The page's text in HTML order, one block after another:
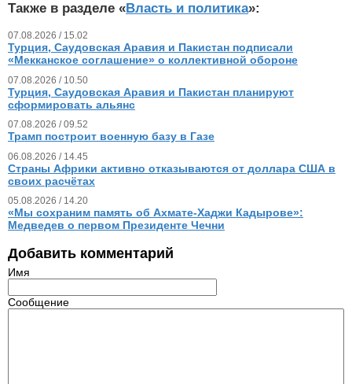
Также в разделе «Власть и политика»:
07.08.2026 / 15.02
Турция, Саудовская Аравия и Пакистан подписали
«Мекканское соглашение» о коллективной обороне
07.08.2026 / 10.50
Турция, Саудовская Аравия и Пакистан планируют
сформировать альянс
07.08.2026 / 09.52
Трамп построит военную базу в Газе
06.08.2026 / 14.45
Страны Африки активно отказываются от доллара США в
своих расчётах
05.08.2026 / 14.20
«Мы сохраним память об Ахмате-Хаджи Кадырове»:
Медведев о первом Президенте Чечни
Добавить комментарий
Имя
Сообщение